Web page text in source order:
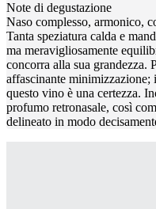
Note di degustazione
Naso complesso, armonico,
Tanta speziatura calda e
ma meravigliosamente
concorra alla sua grandezza.
affascinante minimizzazione;
questo vino è una certezza.
profumo retronasale, così
delineato in modo